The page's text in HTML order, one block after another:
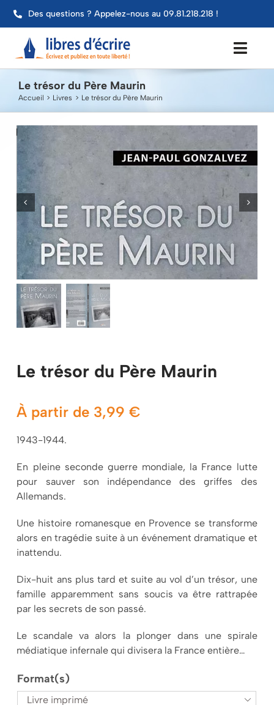
Passer
contenu
Des questions ? Appelez-nous au 09.81.218.218 !
Aide
Publier mon livre
Services
Impression
Contact
Mon compte
Mon panier
Le trésor du Père Maurin
Accueil Livres Le trésor du Père Maurin
Le trésor du Père Maurin
À partir de 3,99€
1943-1944.
En pleine seconde guerre mondiale, la France lutte
pour sauver son indépendance des griffes des
Allemands.
Une histoire romanesque en Provence se transforme
alors en tragédie suite à un événement dramatique et
inattendu.
Dix-huit ans plus tard et suite au vol d’un trésor, une
famille apparemment sans soucis va être rattrapée
par les secrets de son passé.
Le scandale va alors la plonger dans une spirale
médiatique infernale qui divisera la France entière…
Format(s)
